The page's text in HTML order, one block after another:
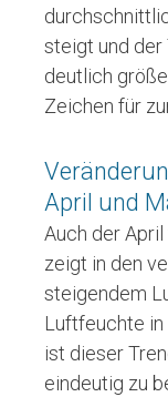
steigt und der
deutlich
Zeichen für
April und
Auch der
zeigt in den
steigendem
Luftfeuchte in
ist dieser
eindeutig zu